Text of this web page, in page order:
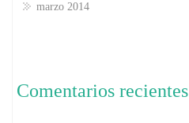
marzo 2014
Comentarios recientes